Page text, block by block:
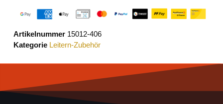
Artikelnummer 15012-406
Kategorie Leitern-Zubehör